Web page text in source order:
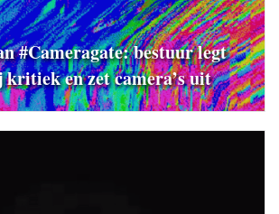
#Cameragate: bestuur legt
en zet camera’s uit